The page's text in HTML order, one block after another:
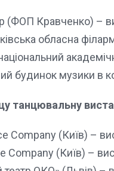
(ФОП Кравченко) –
обласна
будинок музики в
танцювальну
Company (Київ) –
Company (Київ) –